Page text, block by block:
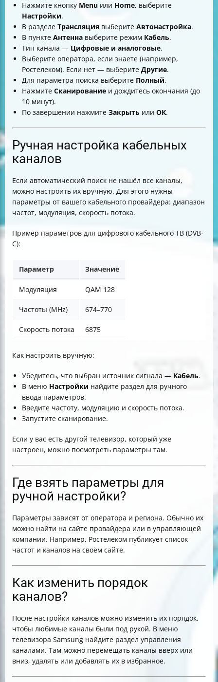
Нажмите кнопку Menu или Home, выберите
Настройки.
В разделе Трансляция выберите Автонастройка.
В пункте Антенна выберите режим Кабель.
Тип канала — Цифровые и аналоговые.
Выберите оператора, если знаете (например,
Ростелеком). Если нет — выберите Другие.
Для параметра поиска выберите Полный.
Нажмите Сканирование и дождитесь окончания (до
10 минут).
По завершении нажмите Закрыть или ОК.
Ручная настройка кабельных
каналов
Если автоматический поиск не нашёл все каналы,
можно настроить их вручную. Для этого нужны
параметры от вашего кабельного провайдера: диапазон
частот, модуляция, скорость потока.
Пример параметров для цифрового кабельного ТВ (DVB-
C):
Параметр Значение
Модуляция QAM 128
Частоты (MHz) 674–770
Скорость потока 6875
Как настроить вручную:
Убедитесь, что выбран источник сигнала — Кабель.
В меню Настройки найдите раздел для ручного
ввода параметров.
Введите частоту, модуляцию и скорость потока.
Запустите сканирование.
Если у вас есть другой телевизор, который уже
настроен, можно посмотреть параметры там.
Где взять параметры для
ручной настройки?
Параметры зависят от оператора и региона. Обычно их
можно найти на сайте провайдера или в управляющей
компании. Например, Ростелеком публикует список
частот и каналов на своём сайте.
Как изменить порядок
каналов?
После настройки каналов можно изменить их порядок,
чтобы любимые каналы были под рукой. В меню
телевизора Samsung найдите раздел управления
каналами. Там можно перемещать каналы вверх или
вниз, удалять или добавлять их в избранное.